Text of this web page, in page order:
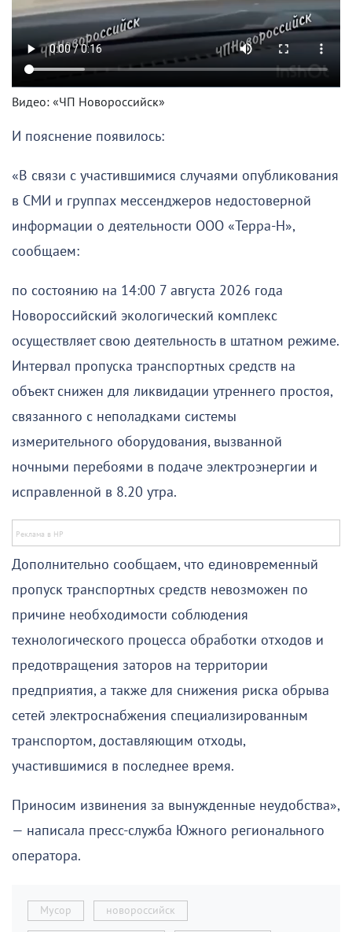
Видео: «ЧП Новороссийск»
И пояснение появилось:
«В связи с участившимися случаями опубликования
в СМИ и группах мессенджеров недостоверной
информации о деятельности ООО «Терра-Н»,
сообщаем:
по состоянию на 14:00 7 августа 2026 года
Новороссийский экологический комплекс
осуществляет свою деятельность в штатном режиме.
Интервал пропуска транспортных средств на
объект снижен для ликвидации утреннего простоя,
связанного с неполадками системы
измерительного оборудования, вызванной
ночными перебоями в подаче электроэнергии и
исправленной в 8.20 утра.
Дополнительно сообщаем, что единовременный
пропуск транспортных средств невозможен по
причине необходимости соблюдения
технологического процесса обработки отходов и
предотвращения заторов на территории
предприятия, а также для снижения риска обрыва
сетей электроснабжения специализированным
транспортом, доставляющим отходы,
участившимися в последнее время.
Приносим извинения за вынужденные неудобства»,
— написала пресс-служба Южного регионального
оператора.
Мусор новороссийск